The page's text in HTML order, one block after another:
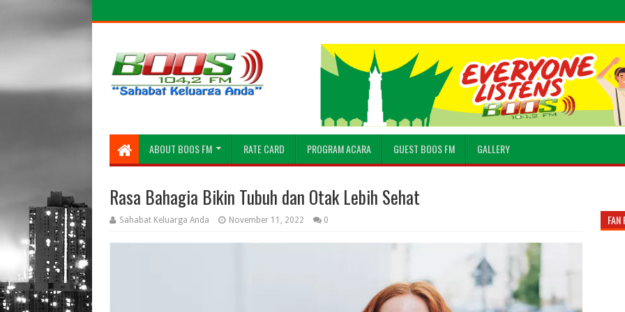
ABOUT BOOS FM RATE CARD PROGRAM ACARA GUEST BOOS FM GALLERY
Rasa Bahagia Bikin Tubuh dan Otak Lebih Sehat
Sahabat Keluarga Anda November 11, 2022 0 FAN